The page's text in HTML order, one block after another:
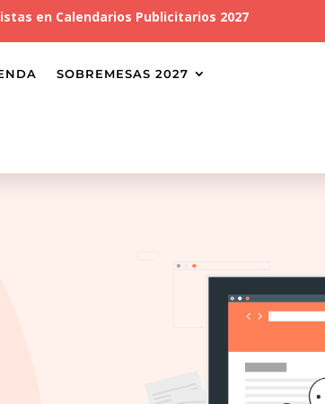
en Calendarios Publicitarios 2027
SOBREMESAS 2027